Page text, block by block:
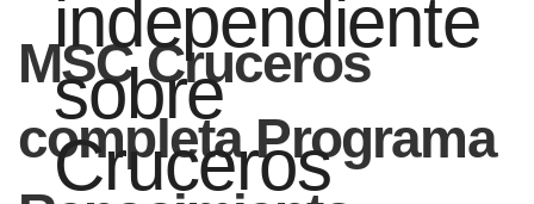
MSC Cruceros
completa Programa